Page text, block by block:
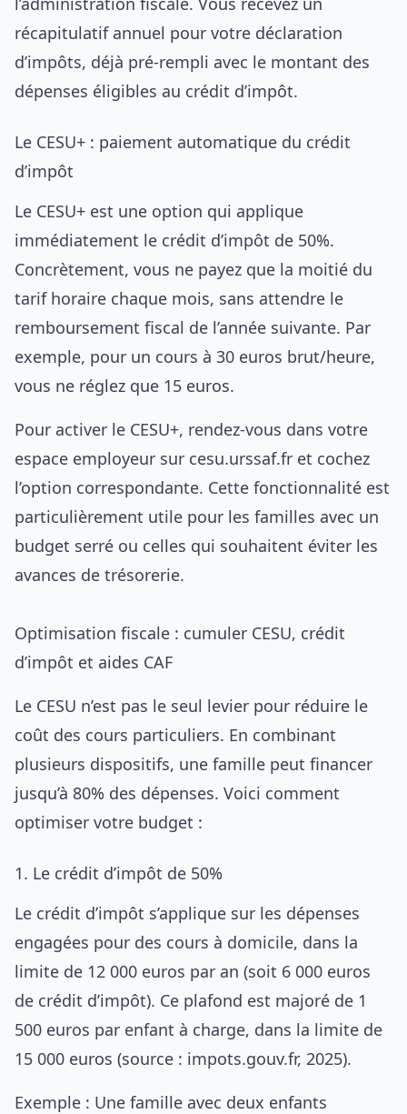
récapitulatif annuel pour votre déclaration
d’impôts, déjà pré-rempli avec le montant des
dépenses éligibles au crédit d’impôt.
Le CESU+ : paiement automatique du crédit
d’impôt
Le CESU+ est une option qui applique
immédiatement le crédit d’impôt de 50%.
Concrètement, vous ne payez que la moitié du
tarif horaire chaque mois, sans attendre le
remboursement fiscal de l’année suivante. Par
exemple, pour un cours à 30 euros brut/heure,
vous ne réglez que 15 euros.
Pour activer le CESU+, rendez-vous dans votre
espace employeur sur cesu.urssaf.fr et cochez
l’option correspondante. Cette fonctionnalité est
particulièrement utile pour les familles avec un
budget serré ou celles qui souhaitent éviter les
avances de trésorerie.
Optimisation fiscale : cumuler CESU, crédit
d’impôt et aides CAF
Le CESU n’est pas le seul levier pour réduire le
coût des cours particuliers. En combinant
plusieurs dispositifs, une famille peut financer
jusqu’à 80% des dépenses. Voici comment
optimiser votre budget :
1. Le crédit d’impôt de 50%
Le crédit d’impôt s’applique sur les dépenses
engagées pour des cours à domicile, dans la
limite de 12 000 euros par an (soit 6 000 euros
de crédit d’impôt). Ce plafond est majoré de 1
500 euros par enfant à charge, dans la limite de
15 000 euros (source : impots.gouv.fr, 2025).
Exemple : Une famille avec deux enfants